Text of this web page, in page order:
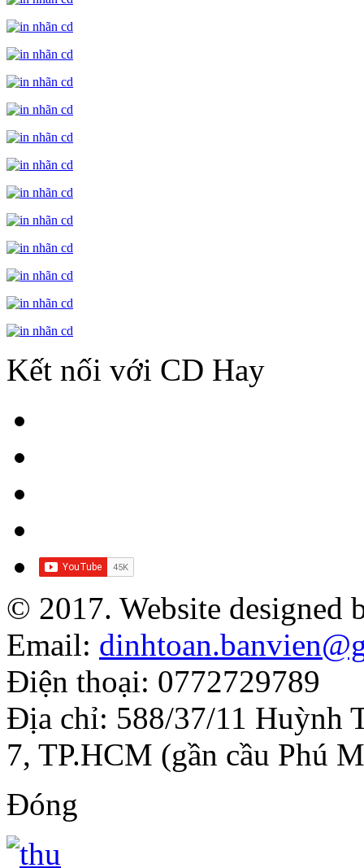
Kết nối với CD Hay
© 2017. Website designed
Email:
Điện thoại: 0772729789
Địa chỉ: 588/37/11 Huỳnh
7, TP.HCM (gần cầu Phú
Đóng